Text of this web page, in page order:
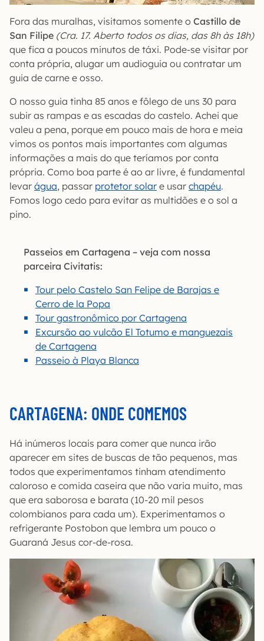
Fora das muralhas, visitamos somente o Castillo de
San Filipe (Cra. 17. Aberto todos os dias, das 8h às 18h)
que fica a poucos minutos de táxi. Pode-se visitar por
conta própria, alugar um audioguia ou contratar um
guia de carne e osso.
O nosso guia tinha 85 anos e fôlego de uns 30 para
subir as rampas e as escadas do castelo. Achei que
valeu a pena, porque em pouco mais de hora e meia
vimos os pontos mais importantes com algumas
informações a mais do que teríamos por conta
própria. Como boa parte é ao ar livre, é fundamental
levar água, passar protetor solar e usar chapéu.
Fomos logo cedo para evitar as multidões e o sol a
pino.
Passeios em Cartagena – veja com nossa
parceira Civitatis:
Tour pelo Castelo San Felipe de Barajas e
Cerro de la Popa
Tour gastronômico por Cartagena
Excursão ao vulcão El Totumo e manguezais
de Cartagena
Passeio à Playa Blanca
CARTAGENA: ONDE COMEMOS
Há inúmeros locais para comer que nunca irão
aparecer em sites de buscas de tão pequenos, mas
todos que experimentamos tinham atendimento
caloroso e comida caseira que não varia muito, mas
que era saborosa e barata (10-20 mil pesos
colombianos para cada um). Experimentamos o
refrigerante Postobon que lembra um pouco o
Guaraná Jesus cor-de-rosa.